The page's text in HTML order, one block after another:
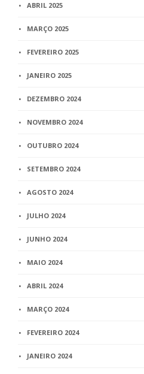
ABRIL 2025
MARÇO 2025
FEVEREIRO 2025
JANEIRO 2025
DEZEMBRO 2024
NOVEMBRO 2024
OUTUBRO 2024
SETEMBRO 2024
AGOSTO 2024
JULHO 2024
JUNHO 2024
MAIO 2024
ABRIL 2024
MARÇO 2024
FEVEREIRO 2024
JANEIRO 2024